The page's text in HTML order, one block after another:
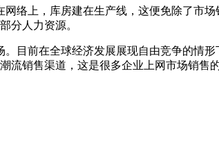
络上，库房建在生产线，这便免除了市
分人力资源。
目前在全球经济发展展现自由竞争的情
流销售渠道，这是很多企业上网市场销